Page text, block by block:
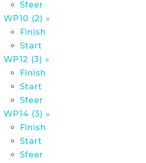
Sfeer
WP10 (2) »
Finish
Start
WP12 (3) »
Finish
Start
Sfeer
WP14 (3) »
Finish
Start
Sfeer